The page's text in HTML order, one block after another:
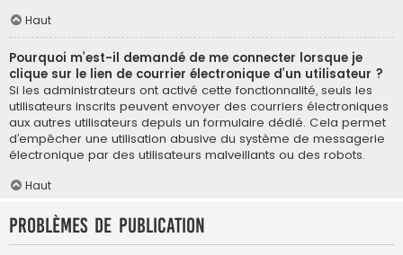
Haut
Pourquoi m’est-il demandé de me connecter lorsque je
clique sur le lien de courrier électronique d’un utilisateur ?
Si les administrateurs ont activé cette fonctionnalité, seuls les
utilisateurs inscrits peuvent envoyer des courriers électroniques
aux autres utilisateurs depuis un formulaire dédié. Cela permet
d’empêcher une utilisation abusive du système de messagerie
électronique par des utilisateurs malveillants ou des robots.
Haut
Problèmes de publication